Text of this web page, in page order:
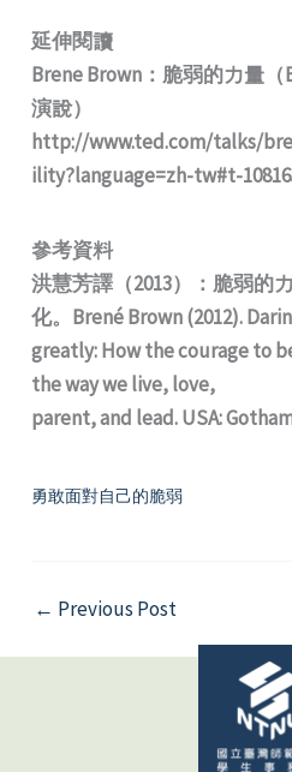
延伸閱讀
Brene Brown：脆弱的力量（
演說）
http://www.ted.com/talks/
ility?language=zh-tw#t-
參考資料
洪慧芳譯（2013）：脆弱的
化。Brené Brown (2012).
greatly: How the courage to
the way we live, love,
parent, and lead. USA:
勇敢面對自己的脆弱
← Previous Post